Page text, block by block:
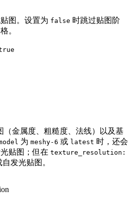
图。设置为 false 时跳过贴图阶
。
（金属度、粗糙度、法线）以及基
为 meshy-6 或 latest 时，还会
贴图；但在 texture_resolution:
发光贴图。